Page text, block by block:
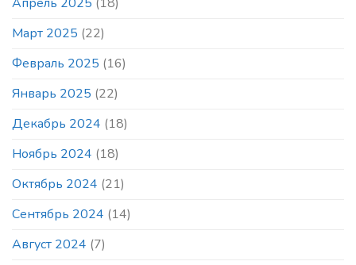
Март 2025 (22)
Февраль 2025 (16)
Январь 2025 (22)
Декабрь 2024 (18)
Ноябрь 2024 (18)
Октябрь 2024 (21)
Сентябрь 2024 (14)
Август 2024 (7)